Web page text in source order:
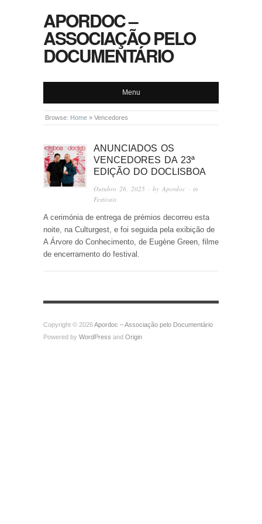
APORDOC –
ASSOCIAÇÃO PELO
DOCUMENTÁRIO
Menu
Browse: Home » Vencedores
ANUNCIADOS OS
VENCEDORES DA 23ª
EDIÇÃO DO DOCLISBOA
Outubro 26, 2025 · byApordoc · in
Festivais
A cerimónia de entrega de prémios decorreu esta
noite, na Culturgest, e foi seguida pela exibição de
A Árvore do Conhecimento, de Eugène Green, filme
de encerramento do festival.
Copyright © 2026Apordoc – Associação pelo Documentário
Powered by WordPress and Origin